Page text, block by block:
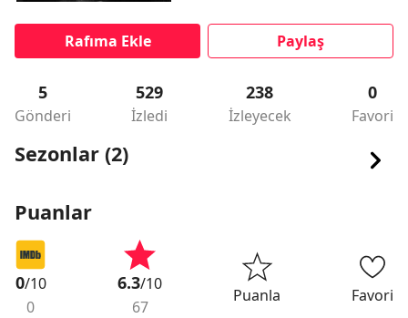
Rafıma Ekle Paylaş
5
Gönderi
529
İzledi
238
İzleyecek
0
Favori
Sezonlar (2)
Puanlar
0/10
0
6.3/10
67
Puanla Favori